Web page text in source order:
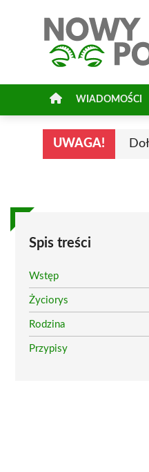
WIADOMOŚCI
UWAGA!
Spis treści
Wstęp
Życiorys
Rodzina
Przypisy